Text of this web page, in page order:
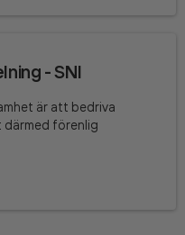
- SNI
är att bedriva
därmed förenlig